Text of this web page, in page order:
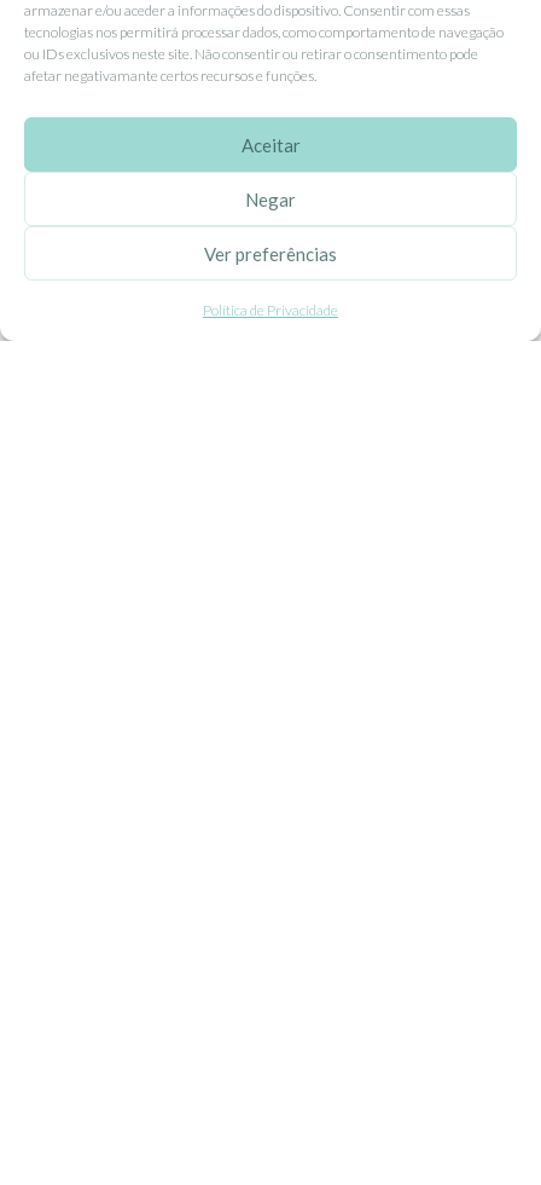
armazenar e/ou aceder a informações do dispositivo. Consentir com essas
tecnologias nos permitirá processar dados, como comportamento de navegação
ou IDs exclusivos neste site. Não consentir ou retirar o consentimento pode
afetar negativamante certos recursos e funções.
Aceitar
Negar
Ver preferências
Política de Privacidade
Tel: (351) 234095278 Custo de Chamada para Rede Fixa Nacional
Email: info@ehgoom.com
Rua José Afonso, Nº 50, 3800-438 Aveiro, Portugal
Sobre Nós
Propriedade Intelectual
Colaboração com Bloggers